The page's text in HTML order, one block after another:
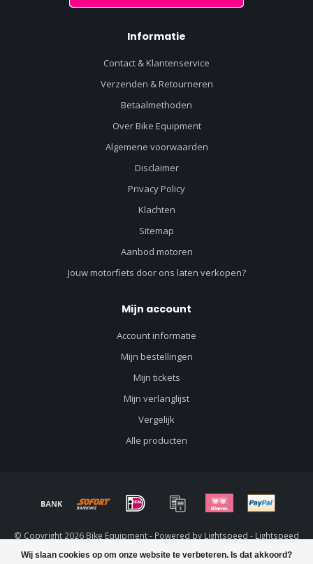
Wij slaan cookies op om onze website te verbeteren. Is dat akkoord?
Informatie
Contact & Klantenservice
Verzenden & Retourneren
Betaalmethoden
Over Bike Equipment
Algemene voorwaarden
Disclaimer
Privacy Policy
Klachten
Sitemap
Aanbod motoren
Jouw motorfiets door ons laten verkopen?
Mijn account
Account informatie
Mijn bestellingen
Mijn tickets
Mijn verlanglijst
Vergelijk
Alle producten
© Copyright 2026 Bike Equipment - Powered by Lightspeed - Lightspeed
designbyDyvelopment